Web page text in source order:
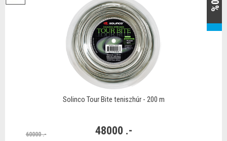
Solinco Tour Bite teniszhúr - 200 m
60000 .- 48000 .-